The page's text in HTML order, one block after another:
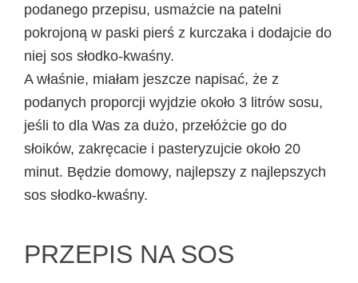
podanego przepisu, usmażcie na patelni
pokrojoną w paski pierś z kurczaka i dodajcie do
niej sos słodko-kwaśny.
A właśnie, miałam jeszcze napisać, że z
podanych proporcji wyjdzie około 3 litrów sosu,
jeśli to dla Was za dużo, przełóżcie go do
słoików, zakręcacie i pasteryzujcie około 20
minut. Będzie domowy, najlepszy z najlepszych
sos słodko-kwaśny.
PRZEPIS NA SOS